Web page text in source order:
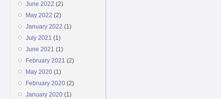
June 2022 (2)
May 2022 (2)
January 2022 (1)
July 2021 (1)
June 2021 (1)
February 2021 (2)
May 2020(1)
February 2020(2)
January 2020(1)